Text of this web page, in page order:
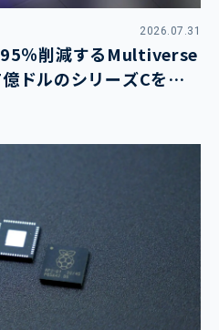
2026.07.31
％削減するMultiverse
ドルのシリーズCを発